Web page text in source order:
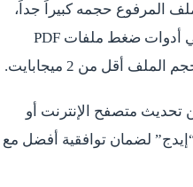
المرفوع حجمه كبيراً جداً،
فقد لا يقبله النظام. استخدمي أدوات ضغط ملفات PDF
أقل من 2 ميجابايت.
تحديث متصفح الإنترنت أو
لضمان توافقية أفضل مع